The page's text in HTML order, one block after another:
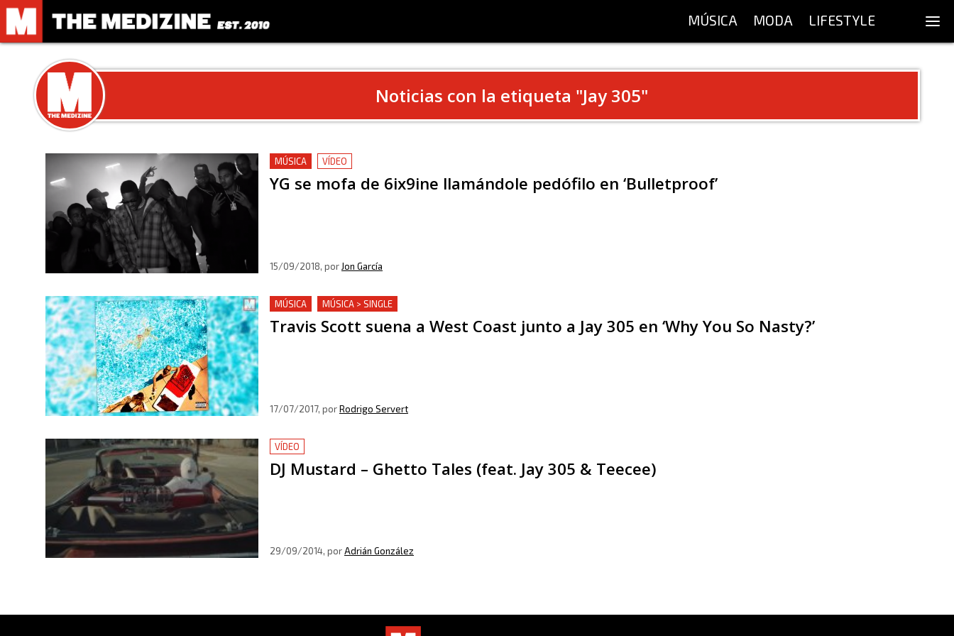
MÚSICA MODA LIFESTYLE
Noticias con la etiqueta "Jay 305"
MÚSICA VÍDEO
YG se mofa de 6ix9ine llamándole pedófilo en ‘Bulletproof’
15/09/2018, por Jon García
MÚSICA MÚSICA > SINGLE
Travis Scott suena a West Coast junto a Jay 305 en ‘Why You So Nasty?’
17/07/2017, porRodrigo Servert
VÍDEO
DJ Mustard – Ghetto Tales (feat. Jay 305 & Teecee)
29/09/2014, porAdrián González